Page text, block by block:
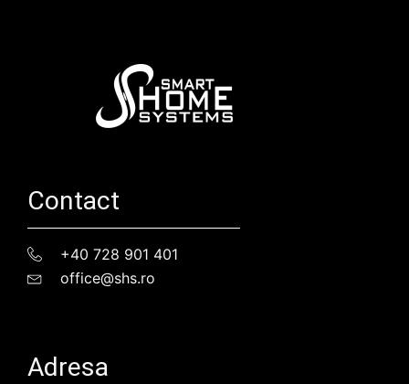
Contact
+40 728 901 401
office@shs.ro
Adresa